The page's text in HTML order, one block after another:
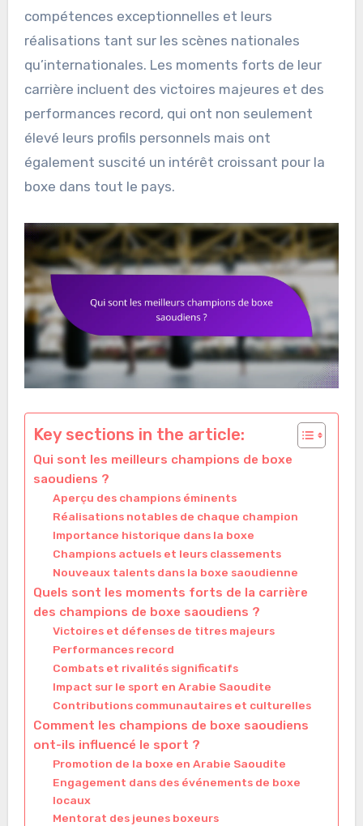
compétences exceptionnelles et leurs
réalisations tant sur les scènes nationales
qu’internationales. Les moments forts de leur
carrière incluent des victoires majeures et des
performances record, qui ont non seulement
élevé leurs profils personnels mais ont
également suscité un intérêt croissant pour la
boxe dans tout le pays.
Key sections in the article:
Qui sont les meilleurs champions de boxe
saoudiens ?
Aperçu des champions éminents
Réalisations notables de chaque champion
Importance historique dans la boxe
Champions actuels et leurs classements
Nouveaux talents dans la boxe saoudienne
Quels sont les moments forts de la carrière
des champions de boxe saoudiens ?
Victoires et défenses de titres majeurs
Performances record
Combats et rivalités significatifs
Impact sur le sport en Arabie Saoudite
Contributions communautaires et culturelles
Comment les champions de boxe saoudiens
ont-ils influencé le sport ?
Promotion de la boxe en Arabie Saoudite
Engagement dans des événements de boxe
locaux
Mentorat des jeunes boxeurs